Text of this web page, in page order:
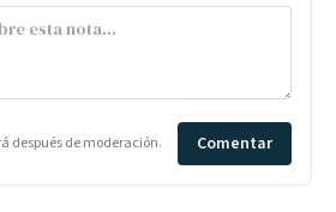
después de moderación. Comentar